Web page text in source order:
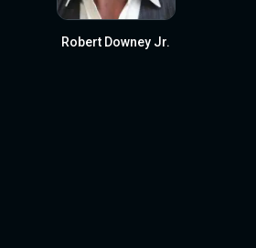
Robert Downey Jr.